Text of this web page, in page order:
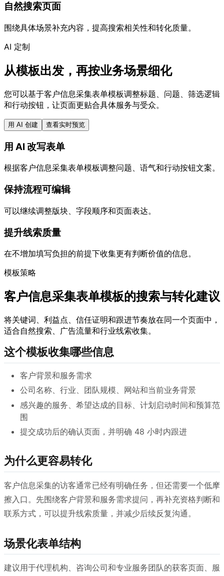
自然搜索页面
围绕具体场景补充内容，提高搜索相关性和转化质量。
AI 定制
从模板出发，再按业务场景细化
您可以基于客户信息采集表单模板调整标题、问题、筛选逻辑
和行动按钮，让页面更贴合具体服务与受众。
用 AI 创建 查看实时预览
用 AI 改写表单
根据客户信息采集表单模板调整问题、语气和行动按钮文案。
保持流程可编辑
可以继续调整版块、字段顺序和页面表达。
提升线索质量
在不增加填写负担的前提下收集更有判断价值的信息。
模板策略
客户信息采集表单模板的搜索与转化建议
将关键词、利益点、信任证明和跟进节奏放在同一个页面中，
适合自然搜索、广告流量和行业线索收集。
这个模板收集哪些信息
客户背景和服务需求
公司名称、行业、团队规模、网站和当前业务背景
感兴趣的服务、希望达成的目标、计划启动时间和预算范
围
提交成功后的确认页面，并明确 48 小时内跟进
为什么更容易转化
客户信息采集的访客通常已经有明确任务，但还需要一个低摩
擦入口。先围绕客户背景和服务需求提问，再补充资格判断和
联系方式，可以提升线索质量，并减少后续反复沟通。
场景化表单结构
建议用于代理机构、咨询公司和专业服务团队的获客页面、服